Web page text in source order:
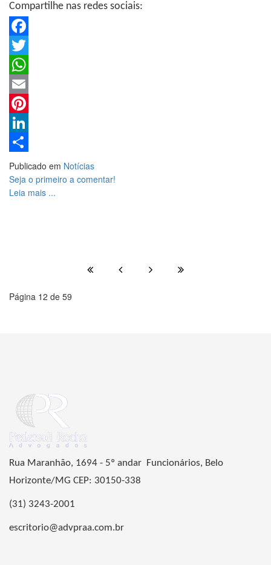
Compartilhe nas redes sociais:
Facebook
Twitter
WhatsApp
Email
Pinterest
LinkedIn
Share
Publicado em Notícias
Seja o primeiro a comentar!
Leia mais ...
Página 12 de 59
Rua Maranhão, 1694 - 5º andar Funcionários, Belo
Horizonte/MG CEP: 30150-338
(31) 3243-2001
escritorio@advpraa.com.br